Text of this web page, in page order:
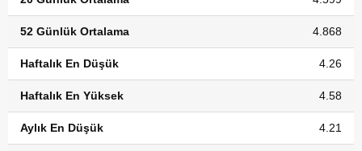
52 Günlük Ortalama 4.868
Haftalık En Düşük 4.26
Haftalık En Yüksek 4.58
Aylık En Düşük 4.21